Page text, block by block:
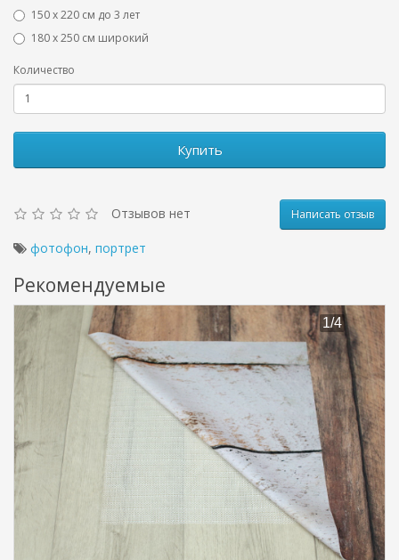
150 х 220 см до 3 лет
180 х 250 см широкий
Количество
Купить
Отзывов нет Написать отзыв
фотофон, портрет
Рекомендуемые